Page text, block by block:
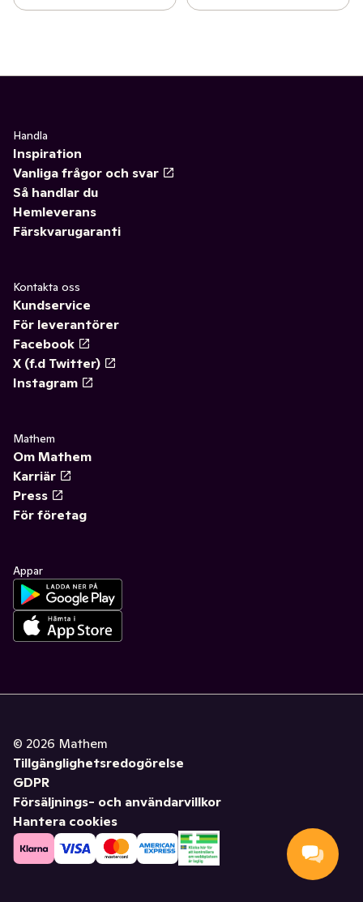
Handla
Inspiration
Vanliga frågor och svar
Så handlar du
Hemleverans
Färskvarugaranti
Kontakta oss
Kundservice
För leverantörer
Facebook
X (f.d Twitter)
Instagram
Mathem
Om Mathem
Karriär
Press
För företag
Appar
© 2026 Mathem
Tillgänglighetsredogörelse
GDPR
Försäljnings- och användarvillkor
Hantera cookies